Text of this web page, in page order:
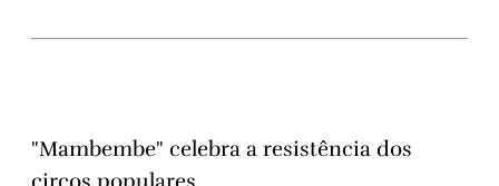
"Mambembe" celebra a resistência dos
circos populares